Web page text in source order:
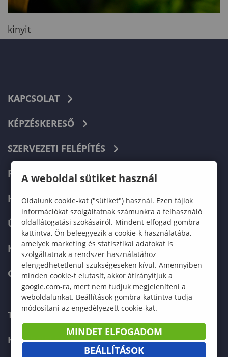
kinyit
KAPCSOLAT
KÉPZÉSKERESŐ
SZERVEZETI FELÉPÍTÉS
FELVÉTELIZŐKNEK
HALLGATÓKNAK
ÜZLETI PARTNEREKNEK
KARRIER
GREEN UNIVERSITY
TELEFONKÖNYV
HIBABEJELENTÉS
A weboldal sütiket használ
Oldalunk cookie-kat ("sütiket") használ. Ezen fájlok
információkat szolgáltatnak számunkra a felhasználó
oldallátogatási szokásairól. Mindent elfogad gombra
kattintva, Ön beleegyezik a cookie-k használatába,
amelyek marketing és statisztikai adatokat is
szolgáltatnak a rendszer használatához
elengedhetetlenül szükségeseken kívül. Amennyiben
minden cookie-t elutasít, akkor átirányítjuk a
google.com-ra, mert nem tudjuk megjeleníteni a
weboldalunkat. Beállítások gombra kattintva tudja
módosítani az engedélyezett cookie-kat.
MINDET ELFOGADOM
BEÁLLÍTÁSOK